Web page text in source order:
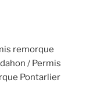
remorque
/ Permis
Pontarlier